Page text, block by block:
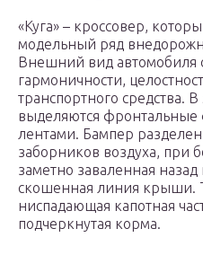
«Куга» – кроссовер,
модельный ряд
Внешний вид автомобиля
гармоничности,
транспортного средства.
выделяются
лентами. Бампер
заборников воздуха, при
заметно заваленная
скошенная линия крыши.
ниспадающая капотная
подчеркнутая корма.